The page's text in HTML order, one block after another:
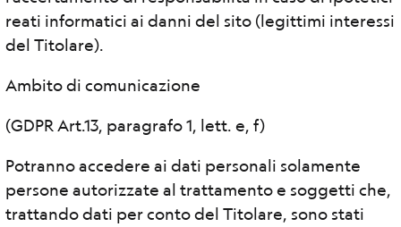
reati informatici ai danni del sito (legittimi interessi
del Titolare).
Ambito di comunicazione
(GDPR Art.13, paragrafo 1, lett. e, f)
Potranno accedere ai dati personali solamente
persone autorizzate al trattamento e soggetti che,
trattando dati per conto del Titolare, sono stati